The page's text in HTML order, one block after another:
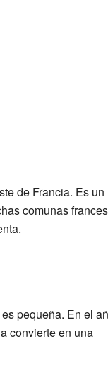
de Francia. Es un
comunas
pequeña. En el
convierte en una